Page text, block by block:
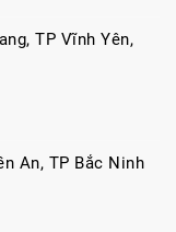
TP Vĩnh Yên,
An, TP Bắc Ninh